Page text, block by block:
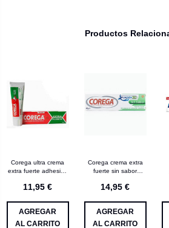
Productos
Corega ultra crema
extra fuerte adhesivo
11,95 €
AGREGAR
AL CARRITO
Corega crema extra
fuerte sin sabor
dental (a)
14,95 €
AGREGAR
AL CARRITO